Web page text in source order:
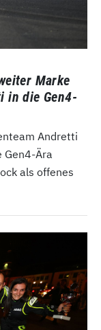
Marke
in die Gen4-
Andretti
Gen4-Ära
als offenes